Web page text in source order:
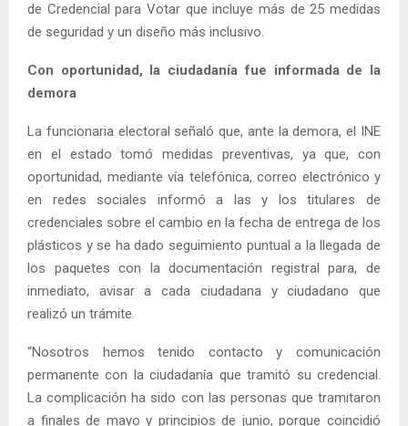
de Credencial para Votar que incluye más de 25 medidas
de seguridad y un diseño más inclusivo.
Con oportunidad, la ciudadanía fue informada de la
demora
La funcionaria electoral señaló que, ante la demora, el INE
en el estado tomó medidas preventivas, ya que, con
oportunidad, mediante vía telefónica, correo electrónico y
en redes sociales informó a las y los titulares de
credenciales sobre el cambio en la fecha de entrega de los
plásticos y se ha dado seguimiento puntual a la llegada de
los paquetes con la documentación registral para, de
inmediato, avisar a cada ciudadana y ciudadano que
realizó un trámite.
“Nosotros hemos tenido contacto y comunicación
permanente con la ciudadanía que tramitó su credencial.
La complicación ha sido con las personas que tramitaron
a finales de mayo y principios de junio, porque coincidió